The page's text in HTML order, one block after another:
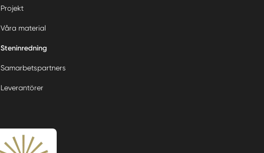
Projekt
Våra material
Steninredning
Samarbetspartners
Leverantörer